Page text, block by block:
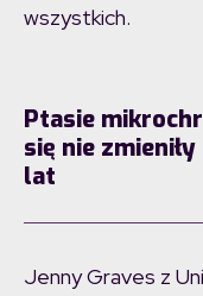
wszystkich.
Ptasie
się nie
lat
Jenny Graves z